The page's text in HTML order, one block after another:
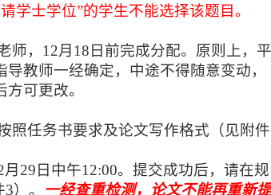
学士学位”的学生不能选择该题目。
师， 12月 18 日前完成分配。原则上，平
教师一经确定，中途不得随意变动，
可更改。
照任务书要求及论文写作格式（见附件
月 29 日中午12:00。提交成功后，请在规
）。 一经查重检测，论文不能再重新提